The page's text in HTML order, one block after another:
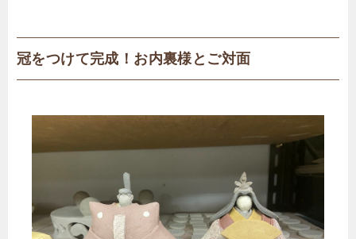
冠をつけて完成！お内裏様とご対面